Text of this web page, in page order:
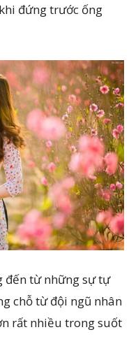
đứng trước ống
đến từ những sự tự
chỗ từ đội ngũ nhân
rất nhiều trong suốt